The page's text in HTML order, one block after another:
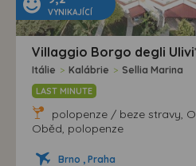
VYNIKAJÍCÍ
Villaggio Borgo degli
Itálie > Kalábrie > Sellia Marina
LAST MINUTE
polopenze / beze stravy,
Oběd, polopenze
Brno , Praha